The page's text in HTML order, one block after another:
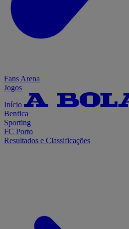
Fans Arena
Jogos
Início
Benfica
Sporting
FC Porto
Resultados e Classificações